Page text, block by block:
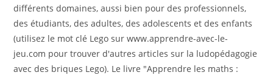
différents domaines, aussi bien pour des professionnels,
des étudiants, des adultes, des adolescents et des enfants
(utilisez le mot clé Lego sur www.apprendre-avec-le-
jeu.com pour trouver d'autres articles sur la ludopédagogie
avec des briques Lego). Le livre "Apprendre les maths :